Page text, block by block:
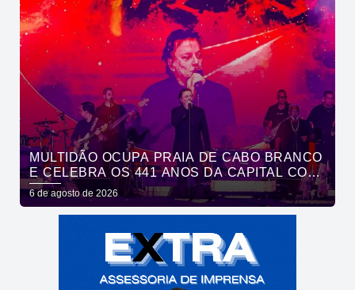
MULTIDÃO OCUPA PRAIA DE CABO BRANCO
E CELEBRA OS 441 ANOS DA CAPITAL COM
SHOWS DE ROUPA NOVA E FÁBIO JR
6 de agosto de 2026